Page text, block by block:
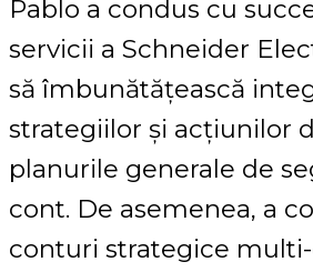
Pablo a condus cu
servicii a Schneider
să îmbunătățească
strategiilor și acțiunilor
planurile generale de
cont. De asemenea, a
conturi strategice